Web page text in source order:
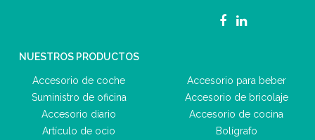
NUESTROS PRODUCTOS
Accesorio de coche
Suministro de oficina
Accesorio diario
Artículo de ocio
Accesorio para beber
Accesorio de bricolaje
Accesorio de cocina
Bolígrafo